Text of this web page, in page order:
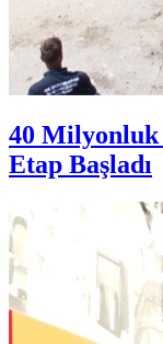
40 Milyonluk
Etap Başladı